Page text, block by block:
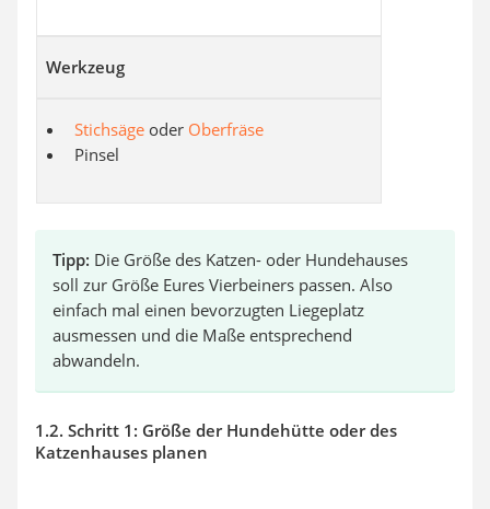
Werkzeug
Stichsäge oder Oberfräse
Pinsel
Tipp: Die Größe des Katzen- oder Hundehauses
soll zur Größe Eures Vierbeiners passen. Also
einfach mal einen bevorzugten Liegeplatz
ausmessen und die Maße entsprechend
abwandeln.
1.2. Schritt 1: Größe der Hundehütte oder des
Katzenhauses planen